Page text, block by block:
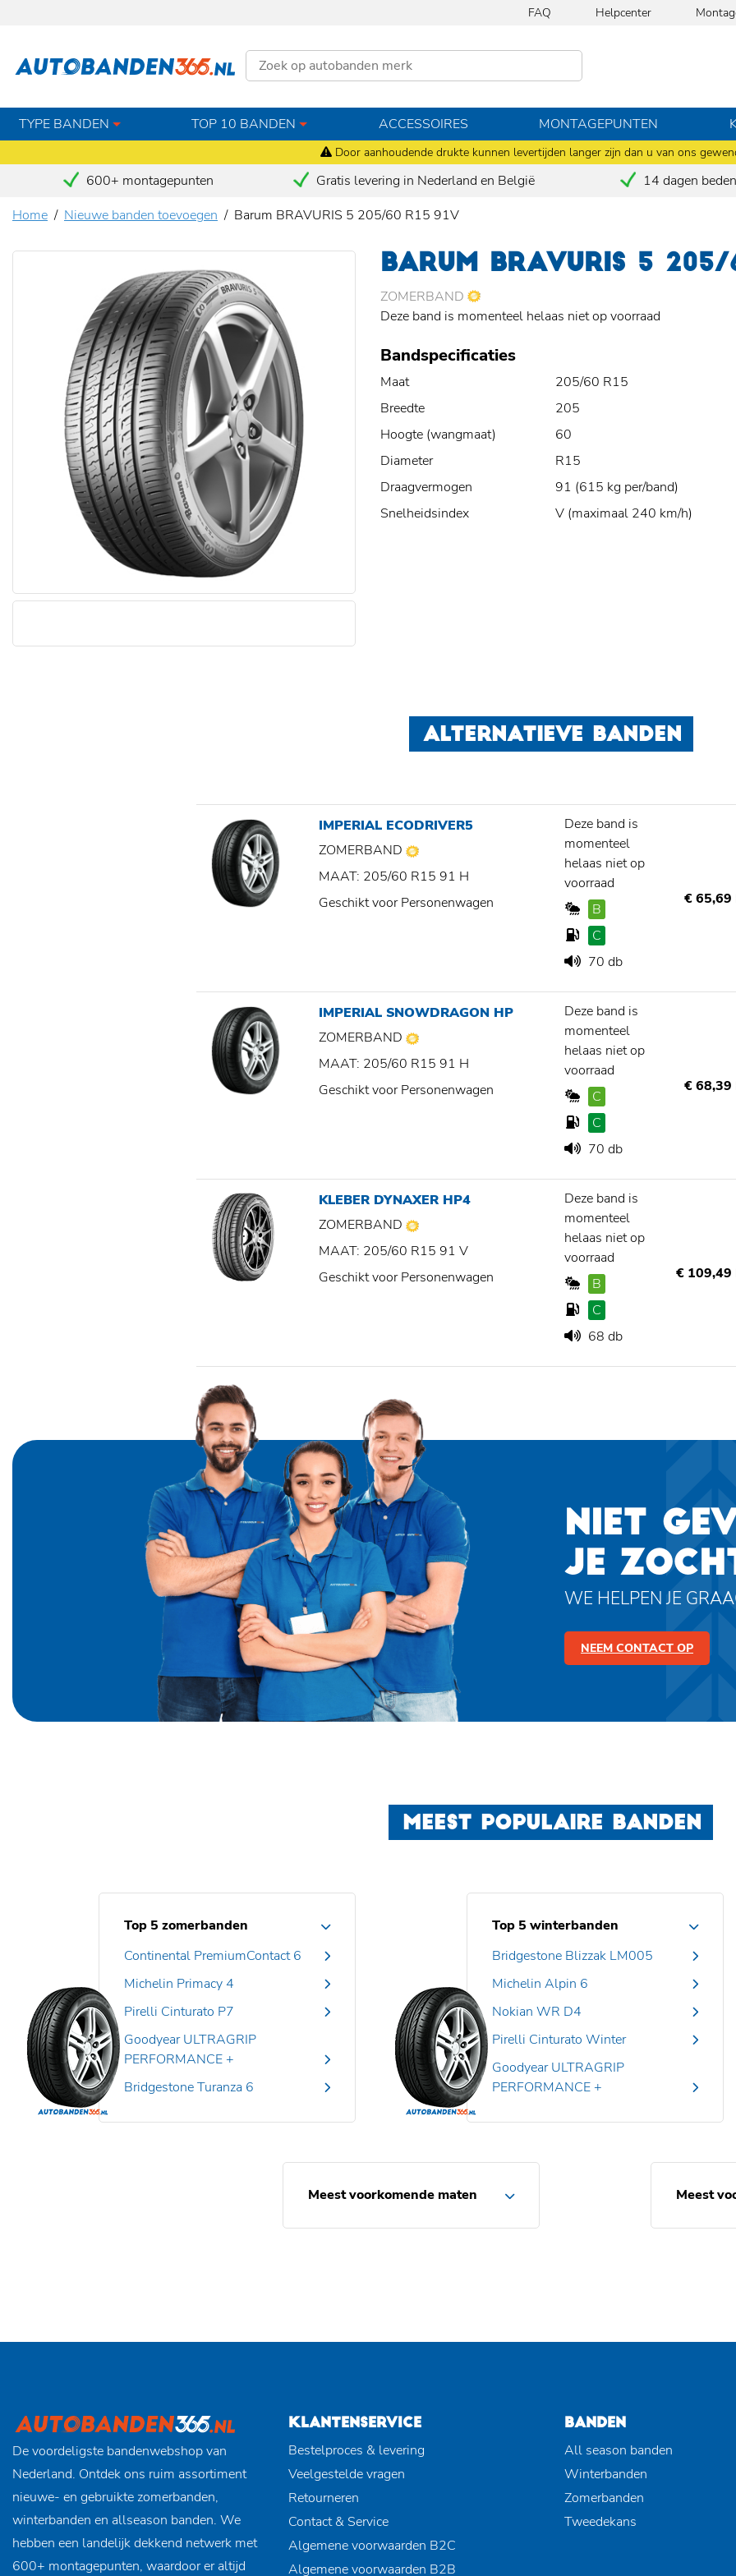
Door aanhoudende drukte kunnen levertijden langer zijn dan u van ons
FAQ Helpcenter
TYPE BANDEN TOP 10 BANDEN ACCESSOIRES MONTAGEPUNTEN
600+ montagepunten Gratis levering in Nederland en België 14 dagen
Home
Nieuwe banden toevoegen Barum BRAVURIS 5 205/60 R15 91V
BARUM BRAVURIS 5
ZOMERBAND
Deze band is momenteel helaas niet op voorraad
Bandspecificaties
Maat
205/60 R15
Breedte
205
Hoogte (wangmaat)
60
Diameter
R15
Draagvermogen
91 (615 kg per/band)
Snelheidsindex
V (maximaal 240 km/h)
ALTERNATIEVE BANDEN
IMPERIAL ECODRIVER5
ZOMERBAND
MAAT: 205/60 R15 91 H
Geschikt voor Personenwagen
Deze band is
momenteel
helaas niet op
voorraad
B
C
70 db
€ 65,69
IMPERIAL SNOWDRAGON HP
ZOMERBAND
MAAT: 205/60 R15 91 H
Geschikt voor Personenwagen
Deze band is
momenteel
helaas niet op
voorraad
C
C
70 db
€ 68,39
KLEBER DYNAXER HP4
ZOMERBAND
MAAT: 205/60 R15 91 V
Geschikt voor Personenwagen
Deze band is
momenteel
helaas niet op
voorraad
B
C
68 db
€ 109,49
NIET
JE
WE HELPEN JE
NEEM CONTACT OP
MEEST POPULAIRE BANDEN
Top 5 zomerbanden
Continental PremiumContact 6
Michelin Primacy 4
Pirelli Cinturato P7
Goodyear ULTRAGRIP
PERFORMANCE +
Bridgestone Turanza 6
Top 5 winterbanden
Bridgestone Blizzak LM005
Michelin Alpin 6
Nokian WR D4
Pirelli Cinturato Winter
Goodyear ULTRAGRIP
PERFORMANCE +
Meest voorkomende maten Meest
De voordeligste bandenwebshop van
Nederland. Ontdek ons ruim assortiment
nieuwe- en gebruikte zomerbanden,
winterbanden en allseason banden. We
hebben een landelijk dekkend netwerk met
600+ montagepunten, waardoor er altijd
KLANTENSERVICE
Bestelproces & levering
Veelgestelde vragen
Retourneren
Contact & Service
Algemene voorwaarden B2C
Algemene voorwaarden B2B
BANDEN
All season banden
Winterbanden
Zomerbanden
Tweedekans